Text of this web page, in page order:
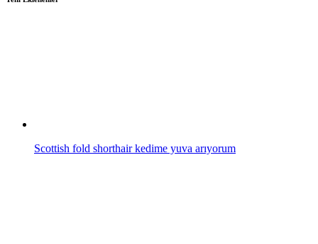
Scottish fold shorthair kedime yuva arıyorum